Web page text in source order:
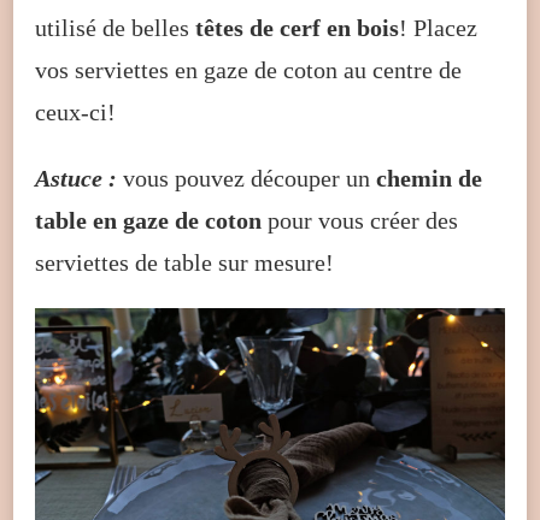
utilisé de belles têtes de cerf en bois! Placez
vos serviettes en gaze de coton au centre de
ceux-ci!
Astuce : vous pouvez découper un chemin de
table en gaze de coton pour vous créer des
serviettes de table sur mesure!